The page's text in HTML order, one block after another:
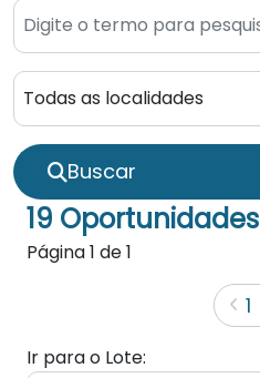
Buscar
19 Oportunidades
Página1 de1
1
Ir para o Lote: